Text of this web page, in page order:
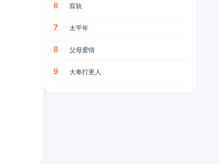
6 双轨
7 太平年
8 父母爱情
9 大奉打更人